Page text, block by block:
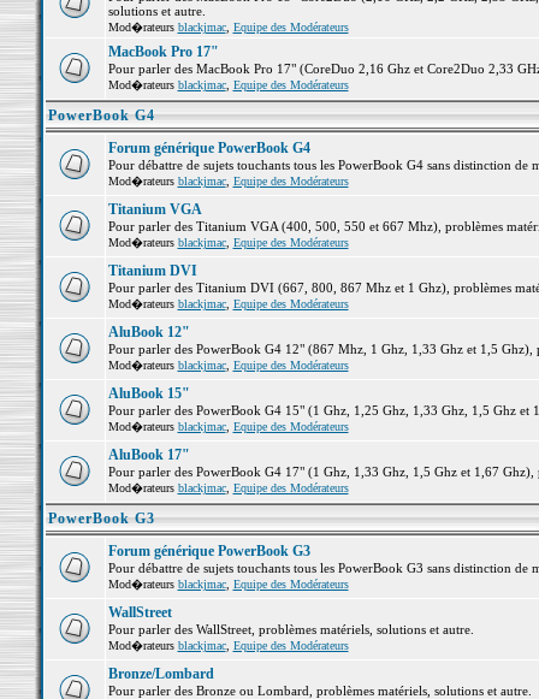
solutions et autre.
Mod�rateurs blackjmac, Equipe des Modérateurs
MacBook Pro 17"
Pour parler des MacBook Pro 17" (CoreDuo 2,16 Ghz et Core2Duo 2,33
Mod�rateurs blackjmac, Equipe des Modérateurs
PowerBook G4
Forum générique PowerBook G4
Pour débattre de sujets touchants tous les PowerBook G4 sans distinction de
Mod�rateurs blackjmac, Equipe des Modérateurs
Titanium VGA
Pour parler des Titanium VGA (400, 500, 550 et 667 Mhz), problèmes
Mod�rateurs blackjmac, Equipe des Modérateurs
Titanium DVI
Pour parler des Titanium DVI (667, 800, 867 Mhz et 1 Ghz), problèmes
Mod�rateurs blackjmac, Equipe des Modérateurs
AluBook 12"
Pour parler des PowerBook G4 12" (867 Mhz, 1 Ghz, 1,33 Ghz et 1,5 Ghz),
Mod�rateurs blackjmac, Equipe des Modérateurs
AluBook 15"
Pour parler des PowerBook G4 15" (1 Ghz, 1,25 Ghz, 1,33 Ghz, 1,5 Ghz et
Mod�rateurs blackjmac, Equipe des Modérateurs
AluBook 17"
Pour parler des PowerBook G4 17" (1 Ghz, 1,33 Ghz, 1,5 Ghz et 1,67 Ghz),
Mod�rateurs blackjmac, Equipe des Modérateurs
PowerBook G3
Forum générique PowerBook G3
Pour débattre de sujets touchants tous les PowerBook G3 sans distinction de
Mod�rateurs blackjmac, Equipe des Modérateurs
WallStreet
Pour parler des WallStreet, problèmes matériels, solutions et autre.
Mod�rateurs blackjmac, Equipe des Modérateurs
Bronze/Lombard
Pour parler des Bronze ou Lombard, problèmes matériels, solutions et autre.